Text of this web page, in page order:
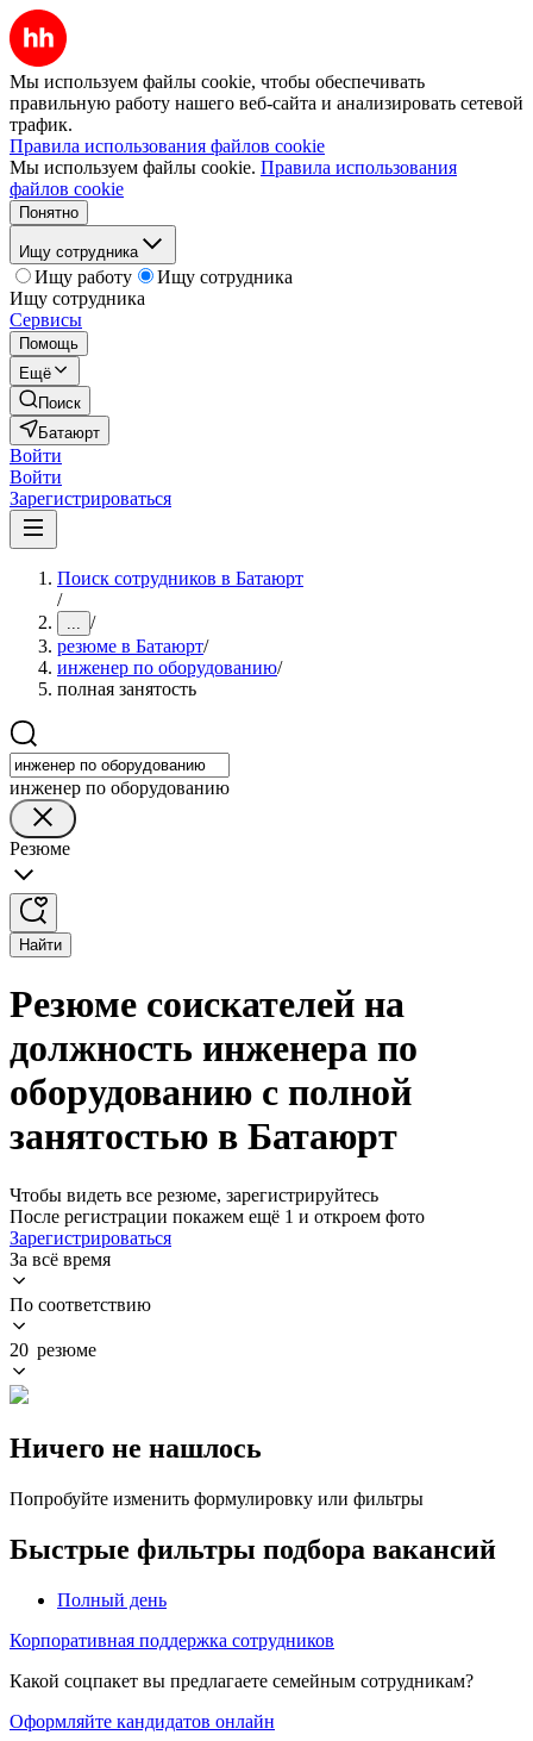
Мы используем файлы cookie, чтобы обеспечивать
правильную работу нашего веб-сайта и анализировать сетевой
трафик.
Правила использования файлов cookie
Мы используем файлы cookie. Правила использования
файлов cookie
Понятно
Ищу сотрудника
Ищу работу
Ищу сотрудника
Ищу сотрудника
Сервисы
Помощь
Ещё
Поиск
Батаюрт
Войти
Войти
Зарегистрироваться
Поиск сотрудников в Батаюрт
/
... /
резюме в Батаюрт/
инженер по оборудованию/
полная занятость
инженер по оборудованию
Резюме
Найти
Резюме соискателей на
должность инженера по
оборудованию с полной
занятостью в Батаюрт
Чтобы видеть все резюме, зарегистрируйтесь
После регистрации покажем ещё 1 и откроем фото
Зарегистрироваться
За всё время
По соответствию
20 резюме
Ничего не нашлось
Попробуйте изменить формулировку или фильтры
Быстрые фильтры подбора вакансий
Полный день
Корпоративная поддержка сотрудников
Какой соцпакет вы предлагаете семейным сотрудникам?
Оформляйте кандидатов онлайн